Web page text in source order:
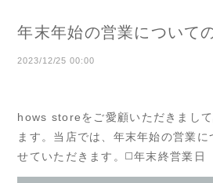
年末年始の営業について
2023/12/25 00:00
hows storeをご愛顧いただきまし
ます。当店では、年末年始の営業に
せていただきます。◻️年末終営業
年始営業日開始 1月5日[金] 9時尚